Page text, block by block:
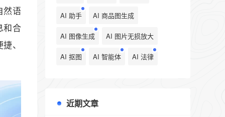
然语
和合
、
AI 助手 AI 商品图生成
AI 图像生成 AI 图片无损放大
AI 抠图 AI 智能体 AI 法律
近期文章